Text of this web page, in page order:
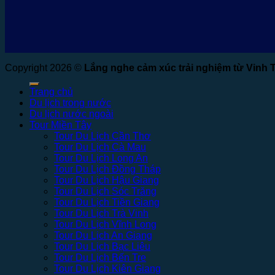
Copyright 2026 © Lắng nghe cảm xúc trải nghiệm từ Vinh
Trang chủ
Du lịch trong nước
Du lịch nước ngoài
Tour Miền Tây
Tour Du Lịch Cần Thơ
Tour Du Lịch Cà Mau
Tour Du Lịch Long An
Tour Du Lịch Đồng Tháp
Tour Du Lịch Hậu Giang
Tour Du Lịch Sóc Trăng
Tour Du Lịch Tiền Giang
Tour Du Lịch Trà Vinh
Tour Du Lịch Vĩnh Long
Tour Du Lịch An Giang
Tour Du Lịch Bạc Liêu
Tour Du Lịch Bến Tre
Tour Du Lịch Kiên Giang